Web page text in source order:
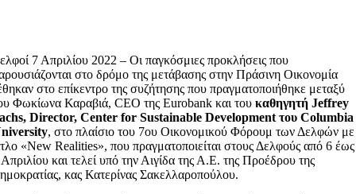
7 Απριλίου 2022 – Οι παγκόσμιες προκλήσεις που
στο δρόμο της μετάβασης στην Πράσινη Οικονομία
στο επίκεντρο της συζήτησης που πραγματοποιήθηκε μεταξύ
Φωκίωνα Καραβιά, CEO της Eurobank και τουκαθηγητή Jeffrey
Director, Center for Sustainable Development του Columbia
, στο πλαίσιο του 7ου Οικονομικού Φόρουμ των Δελφών με
«New Realities», που πραγματοποιείται στους Δελφούς από 6 έως
και τελεί υπό την Αιγίδα της Α.Ε. της Προέδρου της
κας Κατερίνας Σακελλαροπούλου.